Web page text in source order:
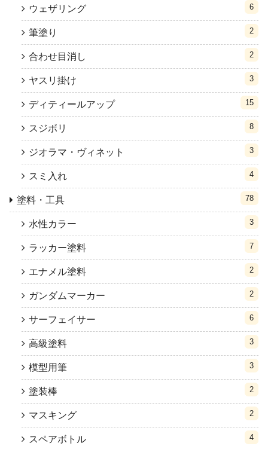
ウェザリング 6
筆塗り 2
合わせ目消し 2
ヤスリ掛け 3
ディティールアップ 15
スジボリ 8
ジオラマ・ヴィネット 3
スミ入れ 4
塗料・工具 78
水性カラー 3
ラッカー塗料 7
エナメル塗料 2
ガンダムマーカー 2
サーフェイサー 6
高級塗料 3
模型用筆 3
塗装棒 2
マスキング 2
スペアボトル 4